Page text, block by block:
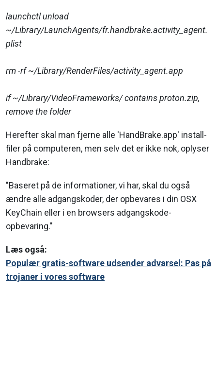
launchctl unload
~/Library/LaunchAgents/fr.handbrake.activity_agent.
plist
rm -rf ~/Library/RenderFiles/activity_agent.app
if ~/Library/VideoFrameworks/ contains proton.zip,
remove the folder
Herefter skal man fjerne alle 'HandBrake.app' install-
filer på computeren, men selv det er ikke nok, oplyser
Handbrake:
"Baseret på de informationer, vi har, skal du også
ændre alle adgangskoder, der opbevares i din OSX
KeyChain eller i en browsers adgangskode-
opbevaring."
Læs også:
Populær gratis-software udsender advarsel: Pas på
trojaner i vores software